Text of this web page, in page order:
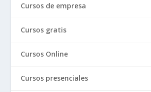
Cursos de empresa
Cursos gratis
Cursos Online
Cursos presenciales